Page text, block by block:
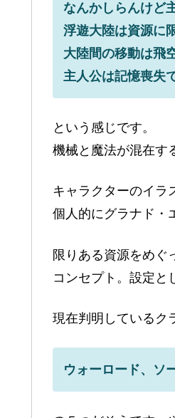
なんかしらんけど
浮遊大陸は資源に
大陸間の移動は飛
主人公は記憶喪失
という感じです。
機械と魔法が混在す
キャラクターのイラ
個人的にグラナド・
限りある資源をめぐ
コンセプト。設定と
現在判明しているク
ウォーロード、ソ